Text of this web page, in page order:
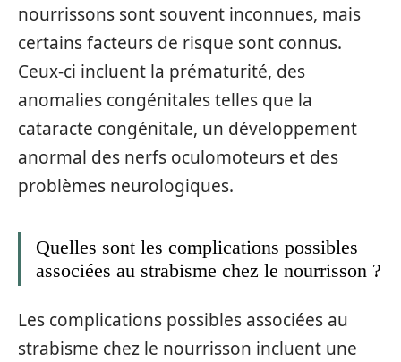
nourrissons sont souvent inconnues, mais
certains facteurs de risque sont connus.
Ceux-ci incluent la prématurité, des
anomalies congénitales telles que la
cataracte congénitale, un développement
anormal des nerfs oculomoteurs et des
problèmes neurologiques.
Quelles sont les complications possibles
associées au strabisme chez le nourrisson ?
Les complications possibles associées au
strabisme chez le nourrisson incluent une